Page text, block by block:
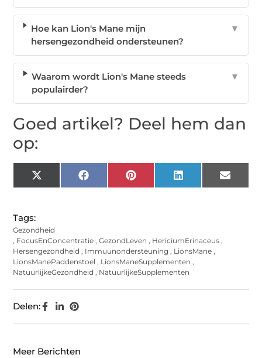
Hoe kan Lion's Mane mijn
hersengezondheid ondersteunen?
▼
Waarom wordt Lion's Mane steeds
populairder?
▼
Goed artikel? Deel hem dan
op:
X
(Twitter)
Facebook Pinterest LinkedIn Email
Tags:
Gezondheid
, FocusEnConcentratie ,GezondLeven , HericiumErinaceus ,
Hersengezondheid , Immuunondersteuning , LionsMane ,
LionsManePaddenstoel , LionsManeSupplementen ,
NatuurlijkeGezondheid , NatuurlijkeSupplementen
Delen:
Meer Berichten